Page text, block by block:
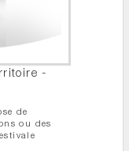
-
de
ou des